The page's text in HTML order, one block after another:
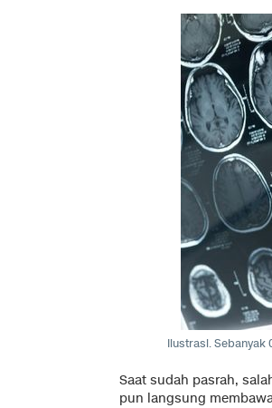
Ilustrasi. Sebanyak
Saat sudah pasrah,
pun langsung